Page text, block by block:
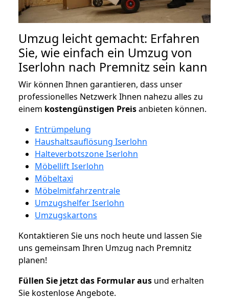
Umzug leicht gemacht: Erfahren
Sie, wie einfach ein Umzug von
Iserlohn nach Premnitz sein kann
Wir können Ihnen garantieren, dass unser
professionelles Netzwerk Ihnen nahezu alles zu
einem kostengünstigen Preisanbieten können.
Entrümpelung
Haushaltsauflösung Iserlohn
Halteverbotszone Iserlohn
Möbellift Iserlohn
Möbeltaxi
Möbelmitfahrzentrale
Umzugshelfer Iserlohn
Umzugskartons
Kontaktieren Sie uns noch heute und lassen Sie
uns gemeinsam Ihren Umzug nach Premnitz
planen!
Füllen Sie jetzt das Formular aus und erhalten
Sie kostenlose Angebote.